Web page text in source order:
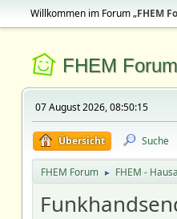
Willkommen im Forum „FHEM
FHEM Forum
07 August 2026, 08:50:15
Übersicht Suche
FHEM Forum ► FHEM -